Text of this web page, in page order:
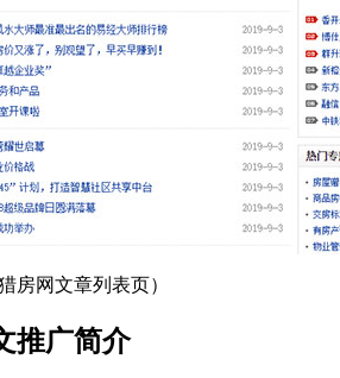
猎房网文章列表页）
推广简介